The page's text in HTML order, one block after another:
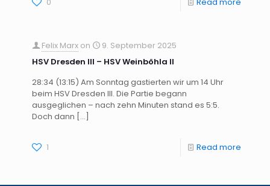
Felix Marx on
9. September 2025
HSV Dresden III – HSV Weinböhla II
28:34 (13:15) Am Sonntag gastierten wir um 14 Uhr
beim HSV Dresden III. Die Partie begann
ausgeglichen – nach zehn Minuten stand es 5:5.
Doch dann […]
1 Read more